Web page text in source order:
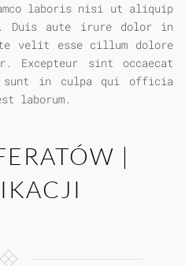
laboris nisi ut aliquip
Duis aute irure dolor in
velit esse cillum dolore
Excepteur sint occaecat
sunt in culpa qui officia
laborum.
|